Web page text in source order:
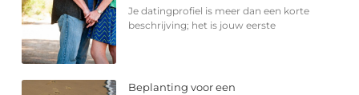
Je datingprofiel is meer dan een korte
beschrijving; het is jouw eerste
Beplanting voor een